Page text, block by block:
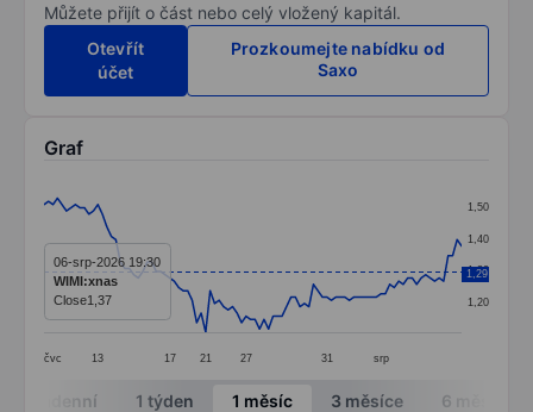
Můžete přijít o část nebo celý vložený kapitál.
Otevřít
účet
Prozkoumejte nabídku od
Saxo
Graf
Line chart with 94 data points.
The chart has 1 X axis displaying categories.
The chart has 1 Y axis displaying values. Data ranges
čvc 13 17 21 27 31 srp
1,20
1,30
1,40
1,50
1,29
06-srp-2026 19:30
WIMI:xnas
Close1,37
End of interactive chart.
Intradenní 1 týden 1 měsíc 3 měsíce 6 měsíců